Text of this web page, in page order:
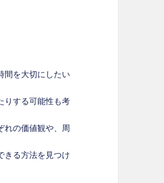
間を大切にしたい
りする可能性も考
れの価値観や、周
きる方法を見つけ